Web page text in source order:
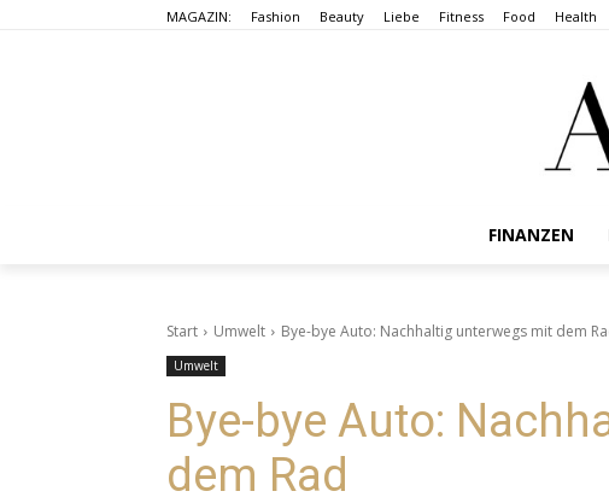
MAGAZIN: Fashion Beauty Liebe Fitness Food Health
FINANZEN
Start Umwelt Bye-bye Auto: Nachhaltig unterwegs mit dem
Umwelt
Bye-bye Auto:
dem Rad